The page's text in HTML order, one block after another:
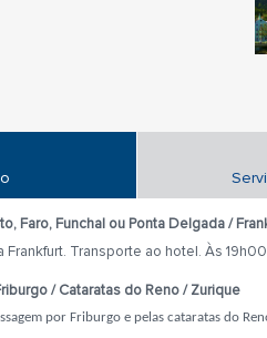
Faro, Funchal ou Ponta Delgada /
Transporte ao hotel. Às
/ Cataratas do Reno / Zurique
por Friburgo e pelas cataratas do